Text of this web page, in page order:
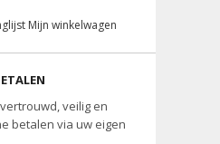
Mijn winkelwagen
veilig en
betalen via uw eigen